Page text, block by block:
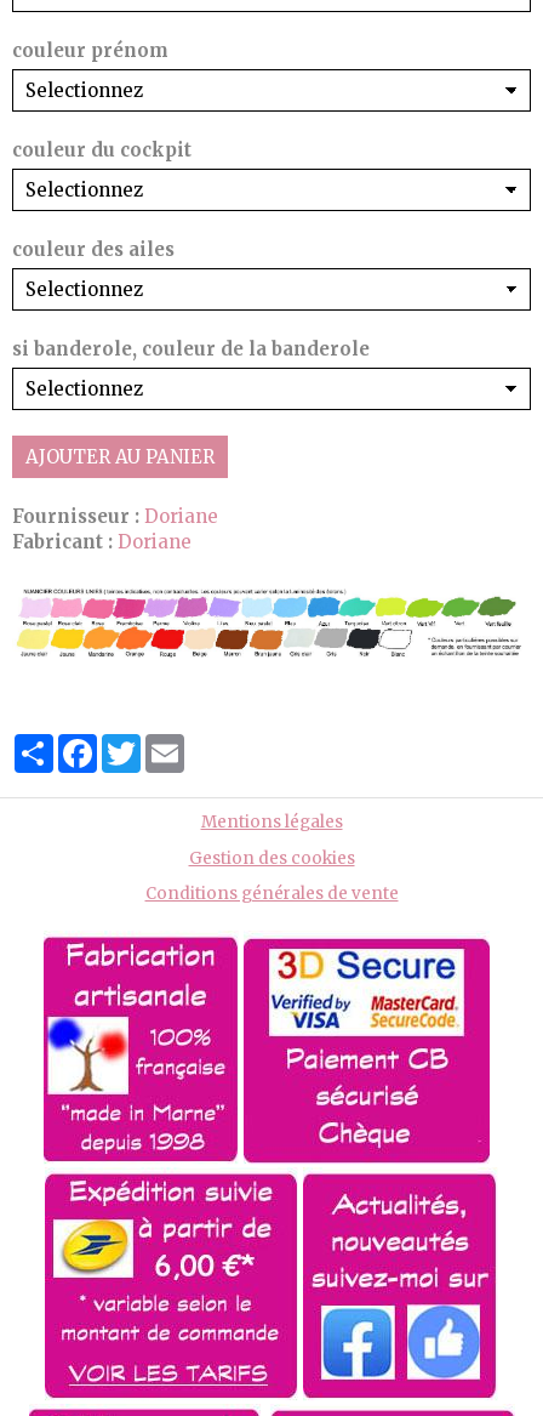
couleur prénom
couleur du cockpit
couleur des ailes
si banderole, couleur de la banderole
AJOUTER AU PANIER
Fournisseur : Doriane
Fabricant : Doriane
PartagerFacebook
Twitter
Mentions légales
Gestion des cookies
Conditions générales de vente